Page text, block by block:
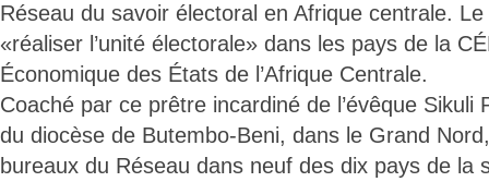
Réseau du savoir électoral en Afrique centrale.
«réaliser l’unité électorale» dans les pays de la
Économique des États de l’Afrique Centrale.
Coaché par ce prêtre incardiné de l’évêque Sikuli
du diocèse de Butembo-Beni, dans le Grand
bureaux du Réseau dans neuf des dix pays de la